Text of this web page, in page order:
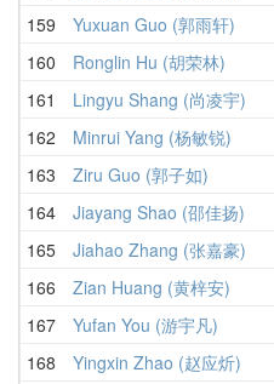
159
Yuxuan Guo (郭雨轩)
160
Ronglin Hu (胡荣林)
161
Lingyu Shang (尚凌宇)
162
Minrui Yang (杨敏锐)
163
Ziru Guo (郭子如)
164
Jiayang Shao (邵佳扬)
165
Jiahao Zhang (张嘉豪)
166
Zian Huang (黄梓安)
167
Yufan You (游宇凡)
168
Yingxin Zhao (赵应炘)